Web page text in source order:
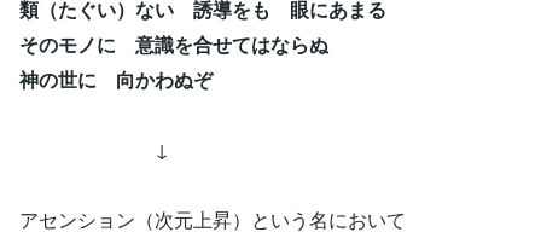
類（たぐい）ない 誘導をも 眼にあまる
そのモノに 意識を合せてはならぬ
神の世に 向かわぬぞ
↓
アセンション（次元上昇）という名において